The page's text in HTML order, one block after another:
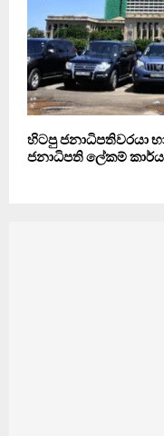
හිටපු ජනාධිපතිවරයා
ජනාධිපති ලේකම්